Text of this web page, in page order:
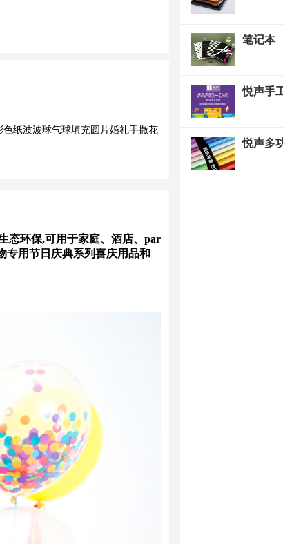
色纸波波球气球填充圆片婚礼手撒花
态环保,可用于家庭、酒店、par
专用节日庆典系列喜庆用品和
笔记本
悦声手
悦声多